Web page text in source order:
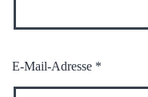
E-Mail-Adresse *